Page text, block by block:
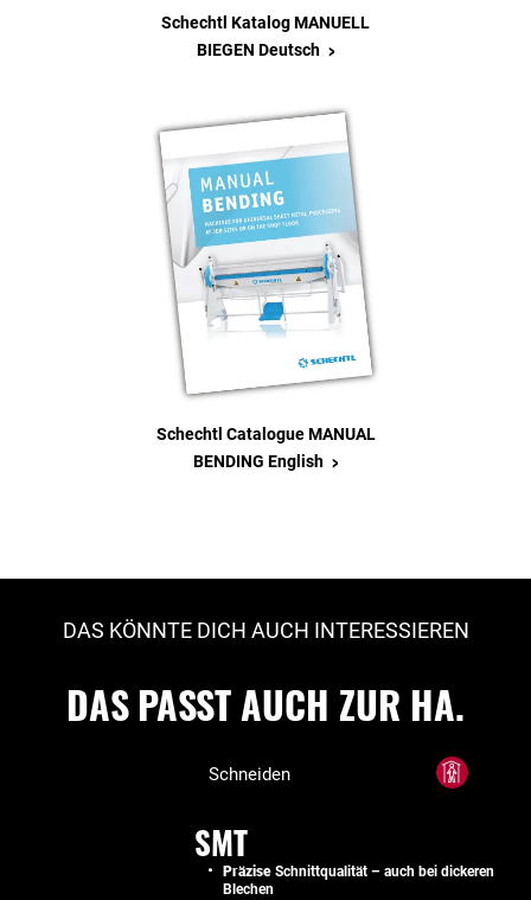
Schechtl Katalog MANUELL
BIEGEN Deutsch >
Schechtl Catalogue MANUAL
BENDING English >
DAS KÖNNTE DICH AUCH INTERESSIEREN
DAS PASST AUCH ZUR HA.
Schneiden
SMT
Präzise Schnittqualität – auch bei dickeren
Blechen